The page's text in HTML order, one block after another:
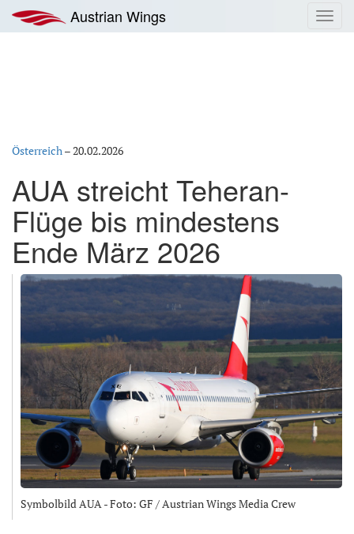
Inhalt
springen
Austrian Wings
Österreich–20.02.2026
AUA streicht Teheran-
Flüge bis mindestens
Ende März 2026
Symbolbild AUA - Foto: GF / Austrian Wings Media Crew